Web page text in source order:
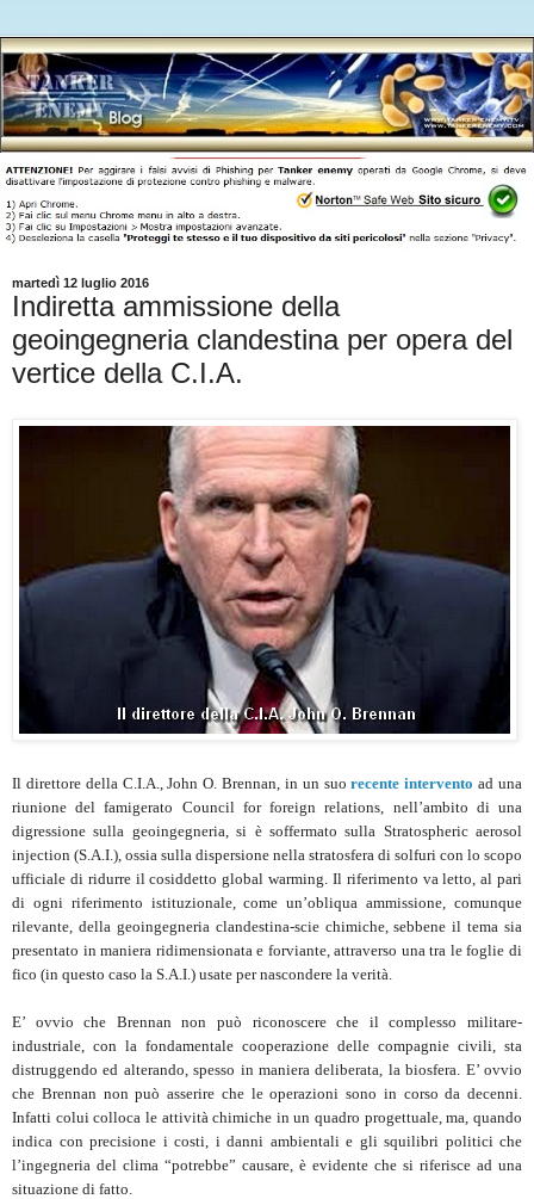
martedì 12 luglio 2016
Indiretta ammissione della
geoingegneria clandestina per opera del
vertice della C.I.A.
Il direttore della C.I.A., John O. Brennan, in un suorecente intervento ad una
riunione del famigerato Council for foreign relations, nell’ambito di una
digressione sulla geoingegneria, si è soffermato sulla Stratospheric aerosol
injection (S.A.I.), ossia sulla dispersione nella stratosfera di solfuri con lo scopo
ufficiale di ridurre il cosiddetto global warming. Il riferimento va letto, al pari
di ogni riferimento istituzionale, come un’obliqua ammissione, comunque
rilevante, della geoingegneria clandestina-scie chimiche, sebbene il tema sia
presentato in maniera ridimensionata e forviante, attraverso una tra le foglie di
fico (in questo caso la S.A.I.) usate per nascondere la verità.
E’ ovvio che Brennan non può riconoscere che il complesso militare-
industriale, con la fondamentale cooperazione delle compagnie civili, sta
distruggendo ed alterando, spesso in maniera deliberata, la biosfera. E’ ovvio
che Brennan non può asserire che le operazioni sono in corso da decenni.
Infatti colui colloca le attività chimiche in un quadro progettuale, ma, quando
indica con precisione i costi, i danni ambientali e gli squilibri politici che
l’ingegneria del clima “potrebbe” causare, è evidente che si riferisce ad una
situazione di fatto.